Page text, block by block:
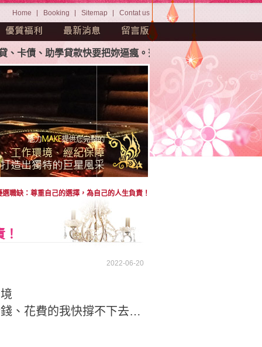
Home Booking Sitemap Contat us
、助學貸款快要把妳逼瘋。茫茫人海中如何挑選屬於妳
選職缺：尊重自己的選擇，為自己的人生負責！
2022-06-20
、花費的我快撐不下去…